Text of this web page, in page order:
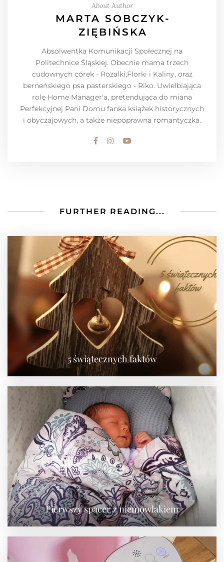
About Author
MARTA SOBCZYK-
ZIĘBIŃSKA
Absolwentka Komunikacji Społecznej na
Politechnice Śląskiej. Obecnie mama trzech
cudownych córek - Rozalki,Florki i Kaliny, oraz
berneńskiego psa pasterskiego - Riko. Uwielbiająca
rolę Home Manager'a, pretendująca do miana
Perfekcyjnej Pani Domu fanka książek historycznych
i obyczajowych, a także niepoprawna romantyczka.
FURTHER READING...
5 świątecznych faktów
Pierwszy spacer z niemowlakiem